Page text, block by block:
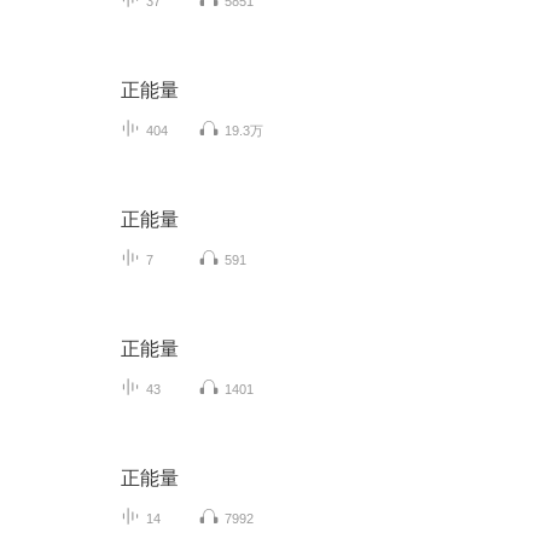
正能量
404 19.3万
正能量
7 591
正能量
43 1401
正能量
14 7992